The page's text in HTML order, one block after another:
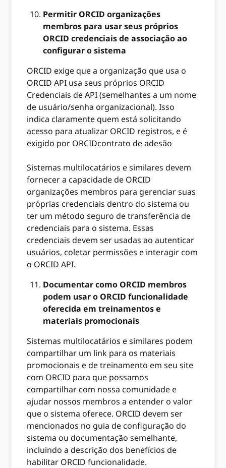
Permitir ORCID organizações
membros para usar seus próprios
ORCID credenciais de associação ao
configurar o sistema
ORCID exige que a organização que usa o
ORCID API usa seus próprios ORCID
Credenciais de API (semelhantes a um nome
de usuário/senha organizacional). Isso
indica claramente quem está solicitando
acesso para atualizar ORCID registros, e é
exigido por ORCIDcontrato de adesão
Sistemas multilocatários e similares devem
fornecer a capacidade de ORCID
organizações membros para gerenciar suas
próprias credenciais dentro do sistema ou
ter um método seguro de transferência de
credenciais para o sistema. Essas
credenciais devem ser usadas ao autenticar
usuários, coletar permissões e interagir com
o ORCID API.
Documentar como ORCID membros
podem usar o ORCID funcionalidade
oferecida em treinamentos e
materiais promocionais
Sistemas multilocatários e similares podem
compartilhar um link para os materiais
promocionais e de treinamento em seu site
com ORCID para que possamos
compartilhar com nossa comunidade e
ajudar nossos membros a entender o valor
que o sistema oferece. ORCID devem ser
mencionados no guia de configuração do
sistema ou documentação semelhante,
incluindo a descrição dos benefícios de
habilitar ORCID funcionalidade.